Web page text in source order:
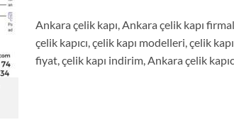
Ankara çelik kapı, Ankara çelik kapı
çelik kapıcı, çelik kapı modelleri, çelik
fiyat, çelik kapı indirim, Ankara çelik